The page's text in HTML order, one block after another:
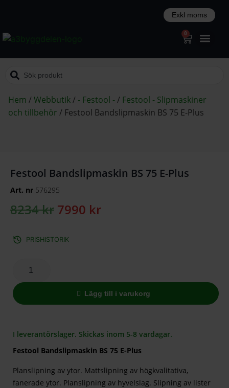
0
Hem /Webbutik/ - Festool -/ Festool - Slipmaskiner
och tillbehör / Festool Bandslipmaskin BS 75 E-Plus
Festool Bandslipmaskin BS 75 E-Plus
Art. nr 576295
8234kr 7990 kr
PRISHISTORIK
Lägg till i varukorg
I leverantörslager. Skickas inom 5-8 vardagar.
Festool Bandslipmaskin BS 75 E-Plus
Planslipning av ytor. Mattslipning av högkvalitativa,
fanerade ytor. Planslipning av hyvelslag. Slipning av lister